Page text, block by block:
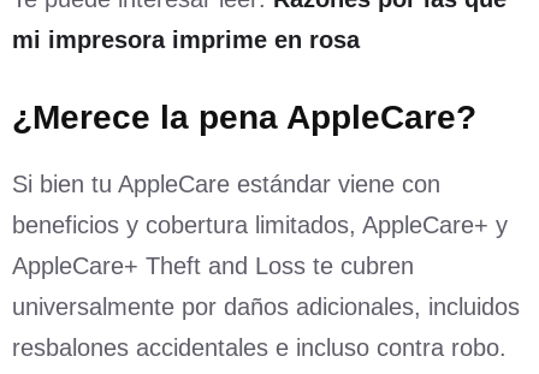
mi impresora imprime en rosa
¿Merece la pena AppleCare?
Si bien tu AppleCare estándar viene con
beneficios y cobertura limitados, AppleCare+ y
AppleCare+ Theft and Loss te cubren
universalmente por daños adicionales, incluidos
resbalones accidentales e incluso contra robo.